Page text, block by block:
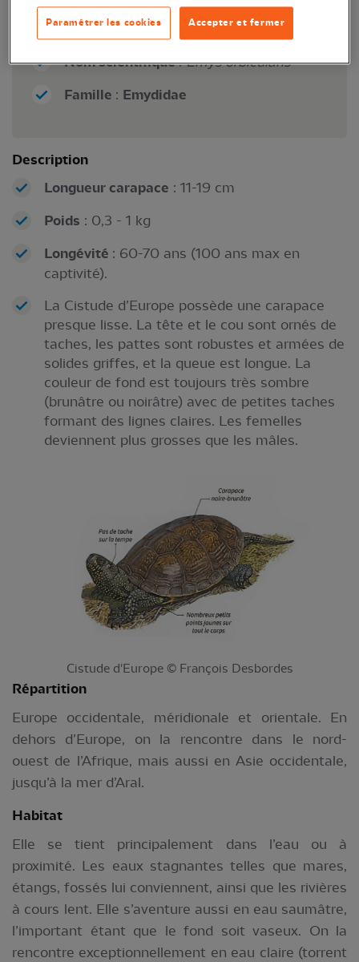
European pond Terrapin / European
pond Tortoise
Nom scientifique:Emys orbicularis
Famille : Emydidae
Description
Longueur carapace : 11-19 cm
Poids : 0,3 - 1 kg
Longévité : 60-70 ans (100 ans max en
captivité).
La Cistude d’Europe possède une carapace
presque lisse. La tête et le cou sont ornés de
taches, les pattes sont robustes et armées de
solides griffes, et la queue est longue. La
couleur de fond est toujours très sombre
(brunâtre ou noirâtre) avec de petites taches
formant des lignes claires. Les femelles
deviennent plus grosses que les mâles.
Cistude d'Europe © François Desbordes
Répartition
Europe occidentale, méridionale et orientale. En
dehors d’Europe, on la rencontre dans le nord-
ouest de l’Afrique, mais aussi en Asie occidentale,
jusqu’à la mer d’Aral.
Habitat
Elle se tient principalement dans l’eau ou à
proximité. Les eaux stagnantes telles que mares,
étangs, fossés lui conviennent, ainsi que les rivières
à cours lent. Elle s’aventure aussi en eau saumâtre,
l’important étant que le fond soit vaseux. On la
rencontre exceptionnellement en eau claire (torrent
Accepter et fermer
Paramétrer les cookies